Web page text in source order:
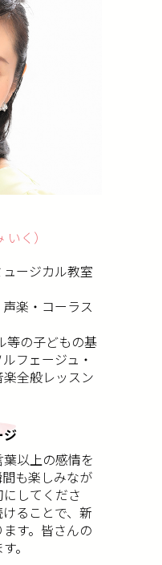
いく）
ージカル教室
楽・コーラス
等の子どもの基
フェージュ・
全般レッスン
ジ
葉以上の感情を
も楽しみなが
してくださ
ることで、新
す。皆さんの
。